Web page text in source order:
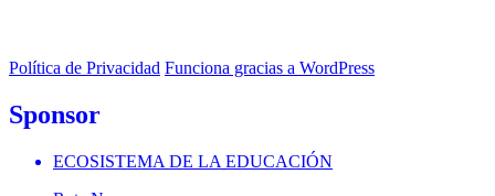
Política de Privacidad Funciona gracias a WordPress
Sponsor
ECOSISTEMA DE LA EDUCACIÓN